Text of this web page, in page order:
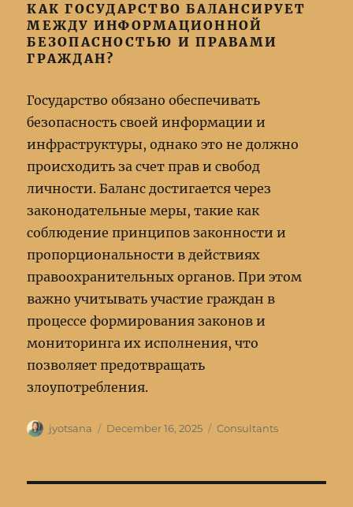
КАК ГОСУДАРСТВО БАЛАНСИРУЕТ
МЕЖДУ ИНФОРМАЦИОННОЙ
БЕЗОПАСНОСТЬЮ И ПРАВАМИ
ГРАЖДАН?
Государство обязано обеспечивать
безопасность своей информации и
инфраструктуры, однако это не должно
происходить за счет прав и свобод
личности. Баланс достигается через
законодательные меры, такие как
соблюдение принципов законности и
пропорциональности в действиях
правоохранительных органов. При этом
важно учитывать участие граждан в
процессе формирования законов и
мониторинга их исполнения, что
позволяет предотвращать
злоупотребления.
Author
jyotsana
Posted
December 16, 2025 Categories
Consultants